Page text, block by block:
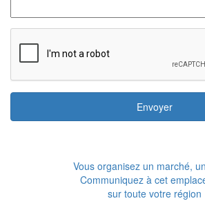
Envoyer
Vous organisez un marché,
Communiquez à cet
sur toute votre région